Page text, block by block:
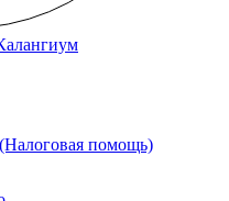
помощь)